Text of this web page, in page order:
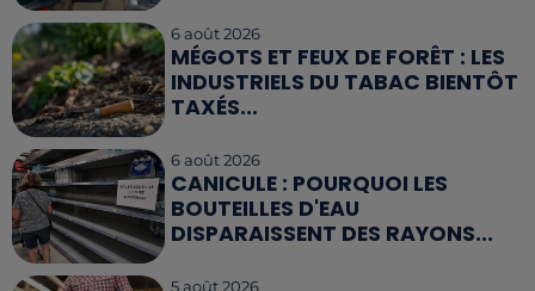
6 août 2026
MÉGOTS ET FEUX DE FORÊT : LES
INDUSTRIELS DU TABAC BIENTÔT
TAXÉS...
6 août 2026
CANICULE : POURQUOI LES
BOUTEILLES D'EAU
DISPARAISSENT DES RAYONS...
5 août 2026